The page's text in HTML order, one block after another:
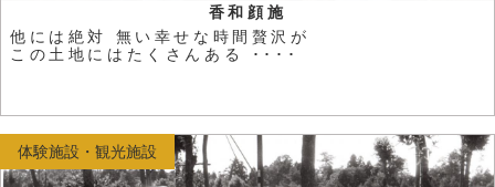
香和顔施
他には絶対 無い幸せな時間贅沢が
この土地にはたくさんある ････
体験施設・観光施設